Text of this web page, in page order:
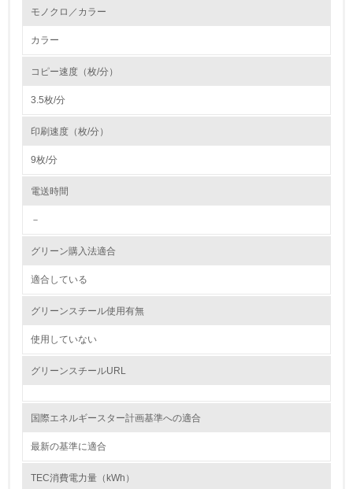
環境取り組み体制と成果を定期的に検証して次の活動に活
境対策を理解し、実践している
→ 導入している規格名 ISO14001
第三者認証を取得している
モノクロ／カラー
カラー
コピー速度（枚/分）
3.5枚/分
印刷速度（枚/分）
9枚/分
電送時間
－
グリーン購入法適合
適合している
グリーンスチール使用有無
使用していない
グリーンスチールURL
国際エネルギースター計画基準への適合
最新の基準に適合
TEC消費電力量（kWh）